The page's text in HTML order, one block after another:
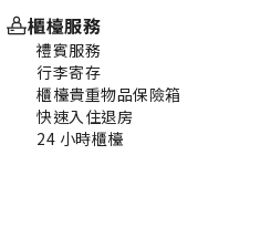
櫃檯服務
禮賓服務
行李寄存
櫃檯貴重物品保險箱
快速入住退房
24 小時櫃檯